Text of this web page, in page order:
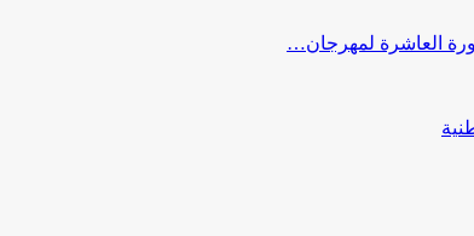
العاشرة لمهرجان…